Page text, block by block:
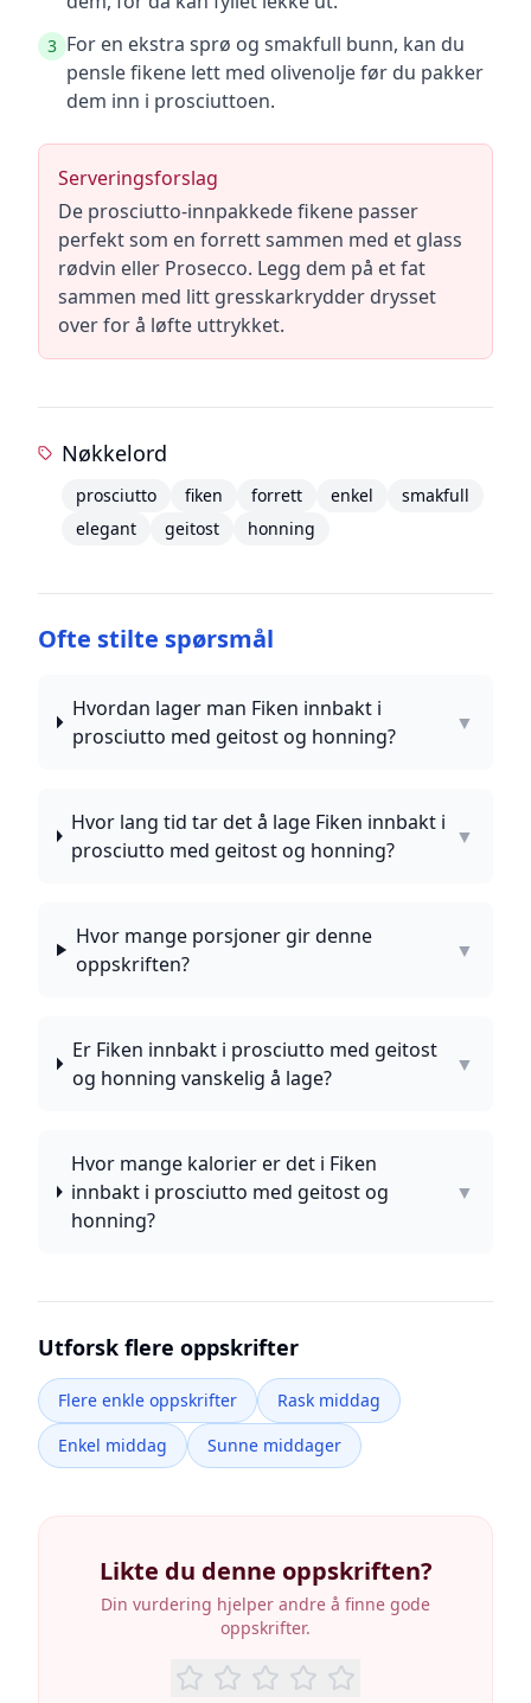
3 For en ekstra sprø og smakfull bunn, kan du
pensle fikene lett med olivenolje før du pakker
dem inn i prosciuttoen.
Serveringsforslag
De prosciutto-innpakkede fikene passer
perfekt som en forrett sammen med et glass
rødvin eller Prosecco. Legg dem på et fat
sammen med litt gresskarkrydder drysset
over for å løfte uttrykket.
Nøkkelord
prosciutto fiken forrett enkel
smakfull
elegant
geitost honning
Ofte stilte spørsmål
Hvordan lager man Fiken innbakt i
prosciutto med geitost og honning?
▼
Hvor lang tid tar det å lage Fiken innbakt i
prosciutto med geitost og honning?
▼
Hvor mange porsjoner gir denne
oppskriften?
▼
Er Fiken innbakt i prosciutto med geitost
og honning vanskelig å lage?
▼
Hvor mange kalorier er det i Fiken
innbakt i prosciutto med geitost og
honning?
▼
Utforsk flere oppskrifter
Flere enkle oppskrifter
Rask middag
Enkel middag
Sunne middager
Likte du denne oppskriften?
Din vurdering hjelper andre å finne gode
oppskrifter.